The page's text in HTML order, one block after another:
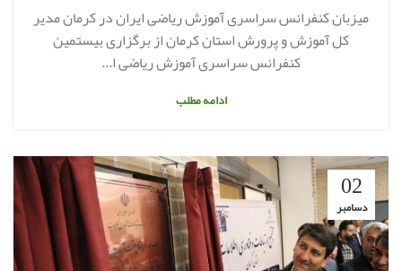
میزبان کنفرانس سراسری آموزش ریاضی ایران در کرمان مدیر
کل آموزش و پرورش استان کرمان از برگزاری بیستمین
کنفرانس سراسری آموزش ریاضی ا...
ادامه مطلب
02
دسامبر